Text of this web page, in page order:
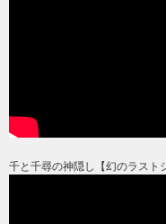
千と千尋の神隠し【幻のラスト